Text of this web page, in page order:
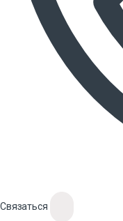
Связаться